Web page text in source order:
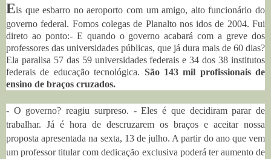
Eis que esbarro no aeroporto com um amigo, alto funcionário do
governo federal. Fomos colegas de Planalto nos idos de 2004. Fui
direto ao ponto:- E quando o governo acabará com a greve dos
professores das universidades públicas, que já dura mais de 60 dias?
Ela paralisa 57 das 59 universidades federais e 34 dos 38 institutos
federais de educação tecnológica. São 143 mil profissionais de
ensino de braços cruzados.
- O governo? reagiu surpreso. - Eles é que decidiram parar de
trabalhar. Já é hora de descruzarem os braços e aceitar nossa
proposta apresentada na sexta, 13 de julho. A partir do ano que vem
um professor titular com dedicação exclusiva poderá ter aumento de